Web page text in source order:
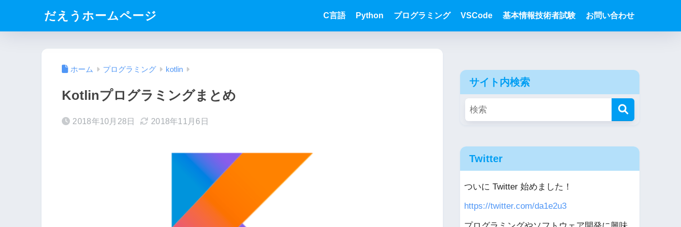
だえうホームページ C言語 Python プログラミング VSCode 基本情報技術者試験 お問い合わせ
ホーム プログラミング kotlin
Kotlinプログラミングまとめ
2018年10月28日 2018年11月6日
サイト内検索
Twitter
ついに Twitter 始めました！
https://twitter.com/da1e2u3